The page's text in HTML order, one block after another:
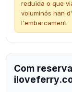
reduïda o que
voluminós han
l'embarcament.
Com